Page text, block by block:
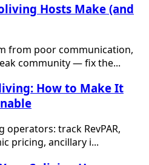
Hosts Make (and
from poor communication,
community — fix the...
How to Make It
operators: track RevPAR,
pricing, ancillary i...